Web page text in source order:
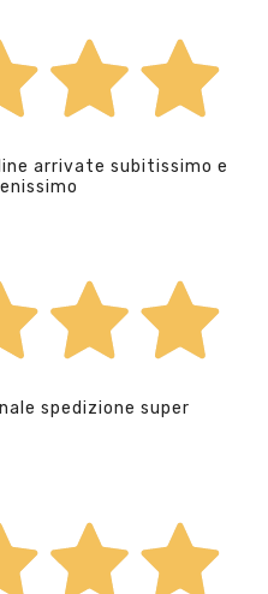
arrivate subitissimo e
spedizione super